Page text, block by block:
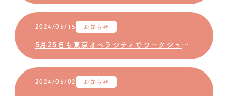
2024/05/15 お知らせ
5月25日も東京オペラシティでワークショップを開催します！
2024/05/02 お知らせ